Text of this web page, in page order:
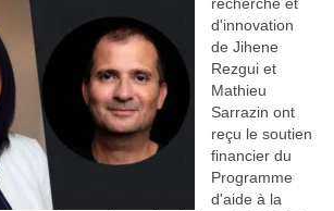
d'innovation
de Jihene
Rezgui et
Mathieu
Sarrazin ont
reçu le soutien
financier du
Programme
d'aide à la